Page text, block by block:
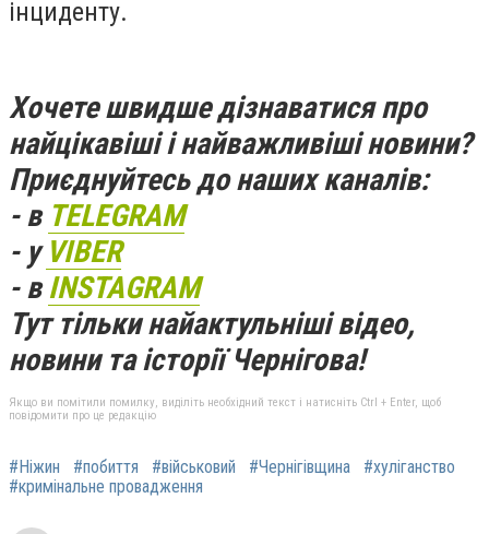
інциденту.
Хочете швидше дізнаватися про
найцікавіші і найважливіші новини?
Приєднуйтесь до наших каналів:
- в TELEGRAM
- у VIBER
- вINSTAGRAM
Тут тільки найактульніші відео,
новини та історії Чернігова!
Якщо ви помітили помилку, виділіть необхідний текст і натисніть Ctrl + Enter, щоб
повідомити про це редакцію
#Ніжин #побиття #військовий #Чернігівщина
#хуліганство
#кримінальне провадження